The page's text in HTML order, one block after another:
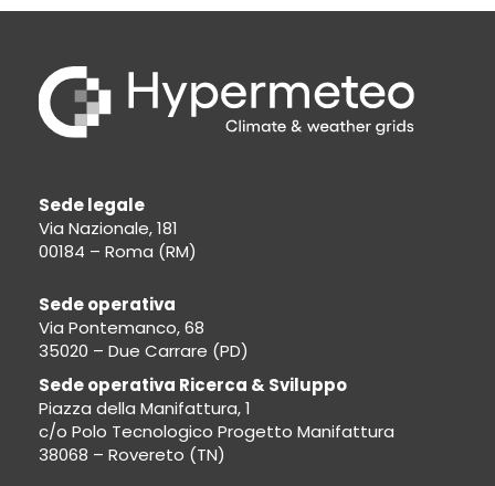
Sede legale
Via Nazionale, 181
00184 – Roma (RM)
Sede operativa
Via Pontemanco, 68
35020 – Due Carrare (PD)
Sede operativa Ricerca & Sviluppo
Piazza della Manifattura, 1
c/o Polo Tecnologico Progetto Manifattura
38068 – Rovereto (TN)